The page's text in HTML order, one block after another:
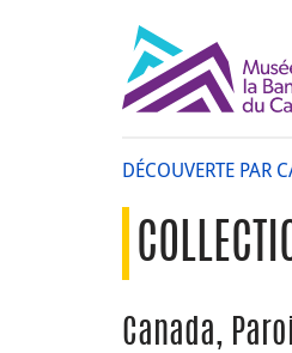
DÉCOUVERTE PAR
Canada,